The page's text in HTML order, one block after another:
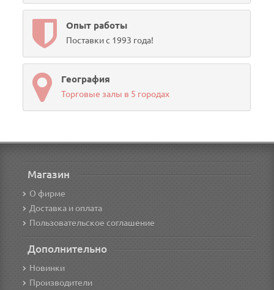
Опыт работы
Поставки с 1993 года!
География
Торговые залы в 5 городах
Магазин
О фирме
Доставка и оплата
Пользовательское соглашение
Дополнительно
Новинки
Производители